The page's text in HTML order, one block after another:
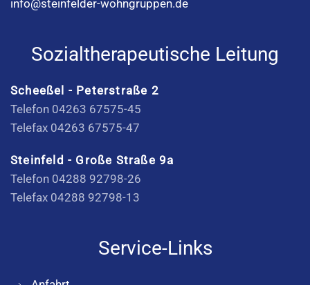
info@steinfelder-wohngruppen.de
Sozialtherapeutische Leitung
Scheeßel - Peterstraße 2
Telefon 04263 67575-45
Telefax 04263 67575-47
Steinfeld - Große Straße 9a
Telefon 04288 92798-26
Telefax 04288 92798-13
Service-Links